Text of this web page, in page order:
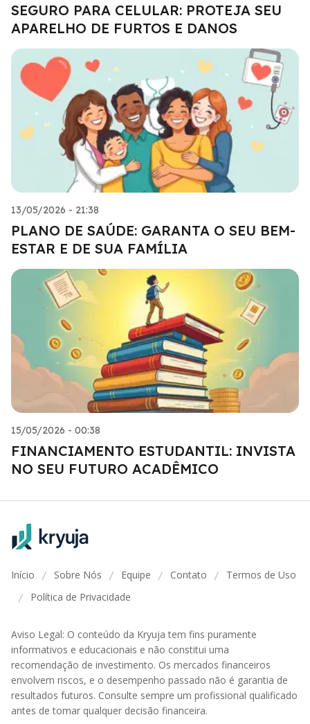
SEGURO PARA CELULAR: PROTEJA SEU
APARELHO DE FURTOS E DANOS
13/05/2026 - 21:38
PLANO DE SAÚDE: GARANTA O SEU BEM-
ESTAR E DE SUA FAMÍLIA
15/05/2026 - 00:38
FINANCIAMENTO ESTUDANTIL: INVISTA
NO SEU FUTURO ACADÊMICO
Início / Sobre Nós / Equipe / Contato / Termos de Uso
/ Política de Privacidade
Aviso Legal: O conteúdo da Kryuja tem fins puramente
informativos e educacionais e não constitui uma
recomendação de investimento. Os mercados financeiros
envolvem riscos, e o desempenho passado não é garantia de
resultados futuros. Consulte sempre um profissional qualificado
antes de tomar qualquer decisão financeira.